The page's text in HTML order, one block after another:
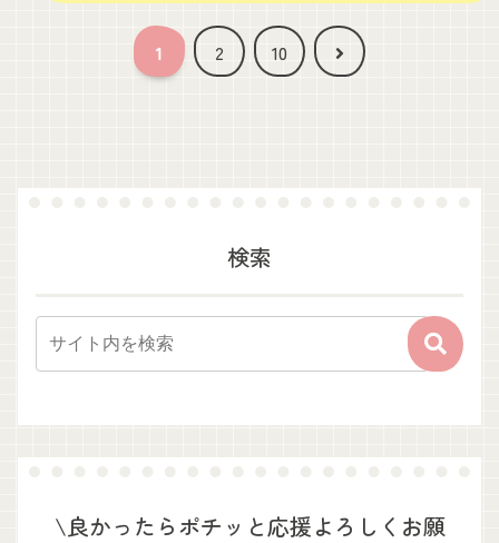
1 2 10
次
検索
\良かったらポチッと応援よろしくお願